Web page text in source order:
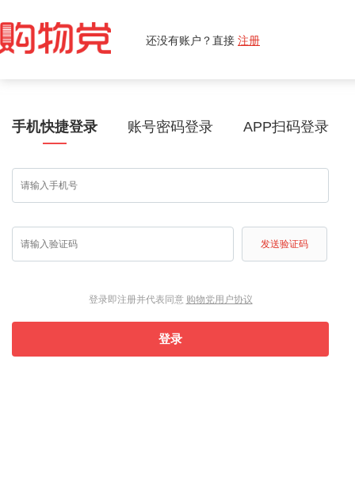
还没有账户？直接 注册
手机快捷登录 账号密码登录 APP扫码登录
发送验证码
登录即注册并代表同意 购物党用户协议
登录